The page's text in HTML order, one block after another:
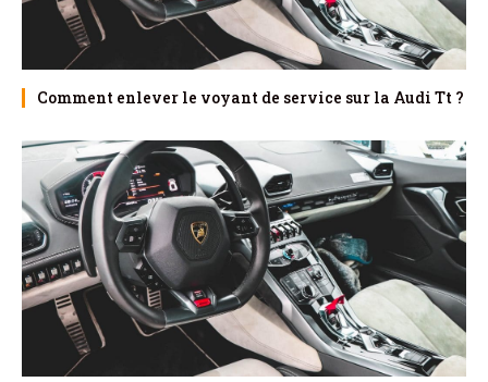
Comment enlever le voyant de service sur la Audi Tt ?